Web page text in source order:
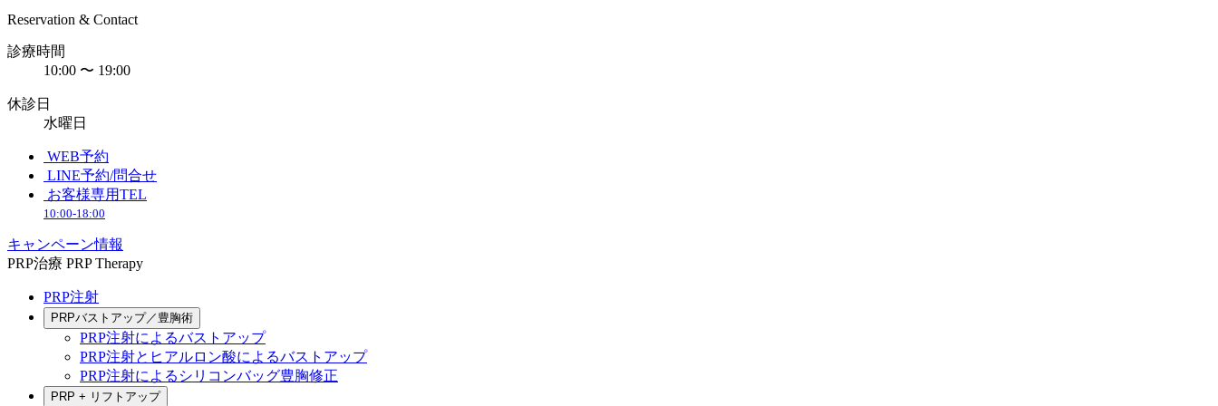
Reservation & Contact
診療時間
10:00 〜 19:00
休診日
水曜日
WEB予約
LINE予約/問合せ
お客様専用TEL
10:00-18:00
キャンペーン情報
PRP治療 PRP Therapy
PRP注射
PRPバストアップ／豊胸術
PRP注射によるバストアップ
PRP注射とヒアルロン酸によるバストアップ
PRP注射によるシリコンバッグ豊胸修正
PRP + リフトアップ